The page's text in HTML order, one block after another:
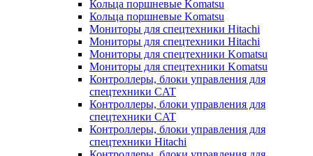
Кольца поршневые Komatsu
Кольца поршневые Komatsu
Мониторы для спецтехники Hitachi
Мониторы для спецтехники Hitachi
Мониторы для спецтехники Komatsu
Мониторы для спецтехники Komatsu
Контроллеры, блоки управления для
спецтехники CAT
Контроллеры, блоки управления для
спецтехники CAT
Контроллеры, блоки управления для
спецтехники Hitachi